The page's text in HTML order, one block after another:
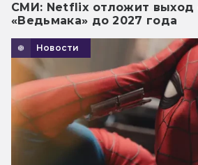
СМИ: Netflix отложит выход
«Ведьмака» до 2027 года
Новости